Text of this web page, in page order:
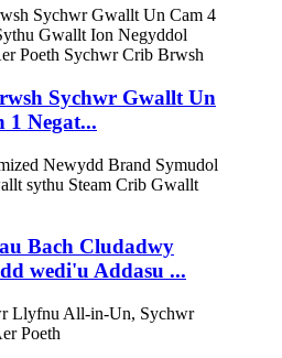
Sychwr Gwallt Un
1 Negat...
Bach Cludadwy
wedi'u Addasu ...